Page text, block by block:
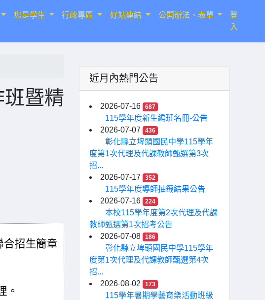
您是學生 行政專區 好站連結 公開辦法、表單
登
入
暨精
合招生簡章
。
近月內熱門公告
2026-07-16 687
115學年度新生編班名冊-公告
2026-07-07
436
彰化縣立埤頭國民中學115學年
度第1次代理及代課教師甄選第3次
招...
2026-07-17
352
115學年度導師抽籤結果公告
2026-07-16
224
本校115學年度第2次代理及代課
教師甄選第1次招考公告
2026-07-08
186
彰化縣立埤頭國民中學115學年
度第1次代理及代課教師甄選第4次
招...
2026-08-02
173
115學年暑期學藝育樂活動班級